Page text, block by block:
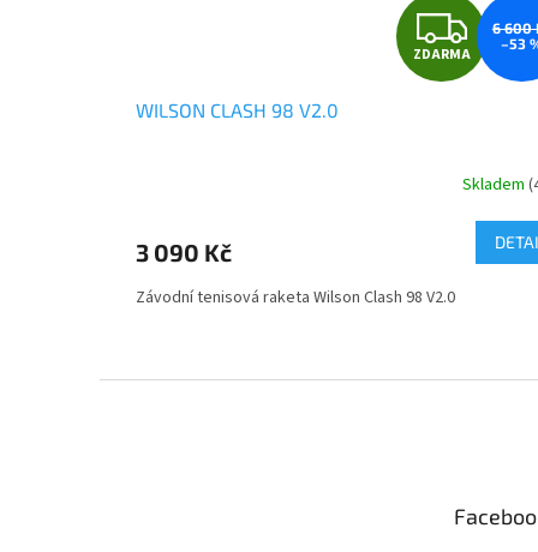
Z
D
R
M
A
ZDARMA
6 600
–53
WILSON CLASH 98 V2.0
Skladem
3 090 Kč
Závodní tenisová raketa Wilson Clash 98 V2.0